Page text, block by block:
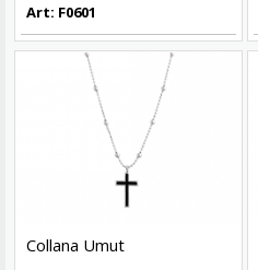
Art: F0601
Collana Umut